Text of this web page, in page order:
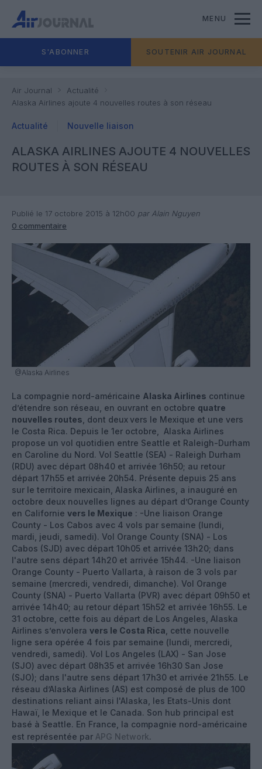
MENU
S'ABONNER SOUTENIR AIR JOURNAL
Air Journal
Actualité
Alaska Airlines ajoute 4 nouvelles routes à son réseau
Actualité Nouvelle liaison
ALASKA AIRLINES AJOUTE 4 NOUVELLES
ROUTES À SON RÉSEAU
Publié le 17 octobre 2015 à 12h00 par Alain Nguyen
0 commentaire
@Alaska Airlines
La compagnie nord-américaine Alaska Airlines continue
d’étendre son réseau, en ouvrant en octobre quatre
nouvelles routes , dont deuxvers le Mexique et une vers
le Costa Rica. Depuis le 1er octobre, Alaska Airlines
propose un vol quotidien entre Seattle et Raleigh-Durham
en Caroline du Nord. Vol Seattle (SEA) - Raleigh Durham
(RDU) avec départ 08h40 et arrivée 16h50; au retour
départ 17h55 et arrivée 20h54. Présente depuis 25 ans
sur le territoire mexicain, Alaska Airlines, a inauguré en
octobre deux nouvelles lignes au départ d’Orange County
en Californie vers le Mexique : -Une liaison Orange
County - Los Cabos avec 4 vols par semaine (lundi,
mardi, jeudi, samedi). Vol Orange County (SNA) - Los
Cabos (SJD) avec départ 10h05 et arrivée 13h20; dans
l'autre sens départ 14h20 et arrivée 15h44. -Une liaison
Orange County - Puerto Vallarta, à raison de 3 vols par
semaine (mercredi, vendredi, dimanche). Vol Orange
County (SNA) - Puerto Vallarta (PVR) avec départ 09h50 et
arrivée 14h40; au retour départ 15h52 et arrivée 16h55. Le
31 octobre, cette fois au départ de Los Angeles, Alaska
Airlines s’envolera vers le Costa Rica , cette nouvelle
ligne sera opérée 4 fois par semaine (lundi, mercredi,
vendredi, samedi). Vol Los Angeles (LAX) - San Jose
(SJO) avec départ 08h35 et arrivée 16h30 San Jose
(SJO); dans l'autre sens départ 17h30 et arrivée 21h55. Le
réseau d’Alaska Airlines (AS) est composé de plus de 100
destinations reliant ainsi l'Alaska, les Etats-Unis dont
Hawaï, le Mexique et le Canada. Son hub principal est
basé à Seattle. En France, la compagnie nord-américaine
est représentée par APG Network.